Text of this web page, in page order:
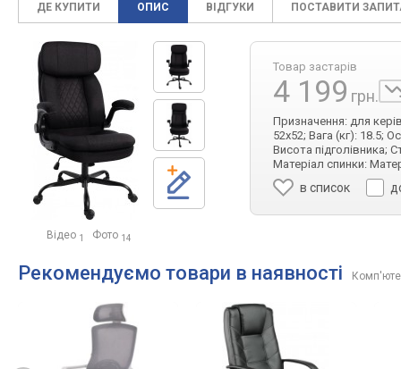
ДЕ КУПИТИ ОПИС ВІДГУКИ ПОСТАВИТИ
Відео 1 Фото 14
Товар застарів
4 199 грн.
Призначення: для
52x52; Вага (кг): 18.5;
Висота підголівника;
Матеріал спинки:
в список
Рекомендуємо товари в наявності